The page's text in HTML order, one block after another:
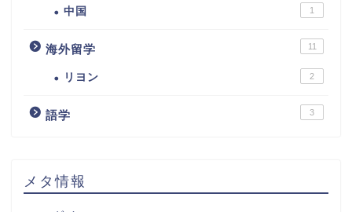
中国 1
海外留学 11
リヨン 2
語学 3
メタ情報